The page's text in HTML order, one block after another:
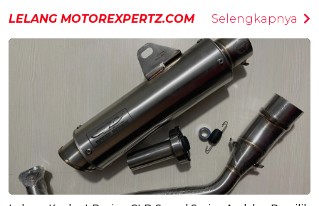
LELANG MOTOREXPERTZ.COM Selengkapnya